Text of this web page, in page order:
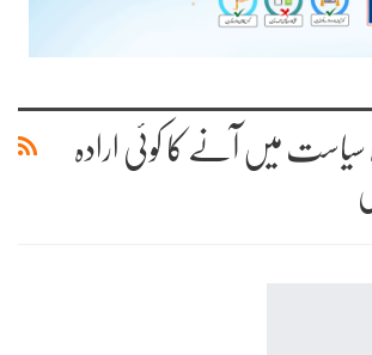
سیاست میں آنے کا کوئی ارادہ